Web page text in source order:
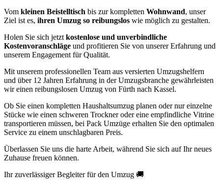
Vom kleinen Beistelltisch bis zur kompletten Wohnwand, unser
Ziel ist es, ihren Umzug so reibungslos wie möglich zu gestalten.
Holen Sie sich jetzt kostenlose und unverbindliche
Kostenvoranschläge und profitieren Sie von unserer Erfahrung und
unserem Engagement für Qualität.
Mit unserem professionellen Team aus versierten Umzugshelfern
und über 12 Jahren Erfahrung in der Umzugsbranche gewährleisten
wir einen reibungslosen Umzug von Fürth nach Kassel.
Ob Sie einen kompletten Haushaltsumzug planen oder nur einzelne
Stücke wie einen schweren Trockner oder eine empfindliche Vitrine
transportieren müssen, bei Pack Umzüge erhalten Sie den optimalen
Service zu einem unschlagbaren Preis.
Überlassen Sie uns die harte Arbeit, während Sie sich auf Ihr neues
Zuhause freuen können.
Ihr zuverlässiger Begleiter für den Umzug 🚚